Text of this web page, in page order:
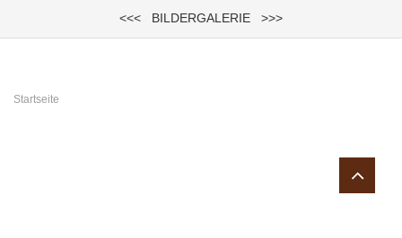
<<< BILDERGALERIE >>>
Sie sind hier
Startseite